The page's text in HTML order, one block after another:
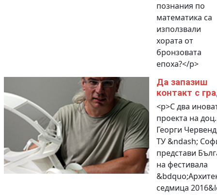
познания по
математика са
използвали
хората от
бронзовата
епоха?</p>
Да запазиш
контакт с
<p>С два
проекта на доц.
Георги
ТУ &ndash;
представи
на фестивала
седмица